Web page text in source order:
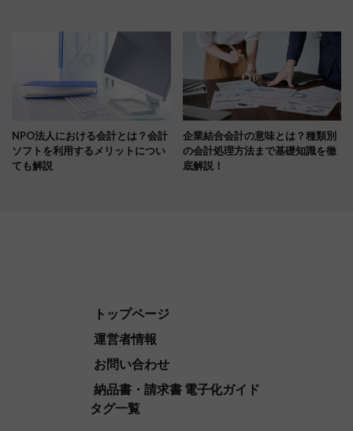
NPO法人における会計とは？会計
ソフトを利用するメリットについ
ても解説
企業結合会計の意味とは？種類別
の会計処理方法まで基礎知識を徹
底解説！
トップページ
運営者情報
お問い合わせ
納品書・請求書 電子化ガイド
タグ一覧